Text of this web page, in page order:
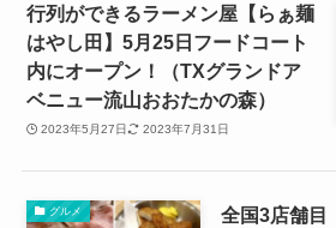
行列ができるラーメン屋【らぁ麺
はやし田】5月25日フードコート
内にオープン！（TXグランドア
ベニュー流山おおたかの森）
2023年5月27日 2023年7月31日
グルメ
全国3店舗目